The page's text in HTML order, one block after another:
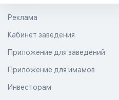
Реклама
Кабинет заведения
Приложение для заведений
Приложение для имамов
Инвесторам